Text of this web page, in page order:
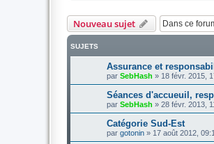
Nouveau sujet
SUJETS
Assurance et
par SebHash » 18 févr. 2015,
Séances d'accueuil,
par SebHash » 28 févr. 2013,
Catégorie Sud-Est
par gotonin » 17 août 2012,